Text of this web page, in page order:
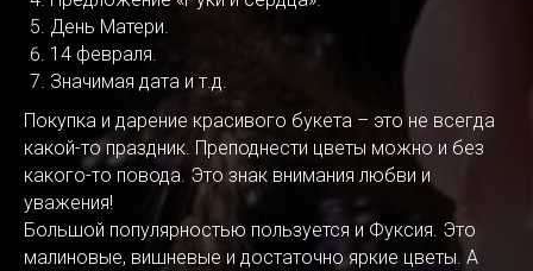
День Матери.
14 февраля.
Значимая дата и т.д.
Покупка и дарение красивого букета – это не всегда
какой-то праздник. Преподнести цветы можно и без
какого-то повода. Это знак внимания любви и
уважения!
Большой популярностью пользуется и Фуксия. Это
малиновые, вишневые и достаточно яркие цветы. А